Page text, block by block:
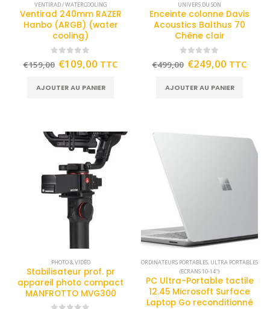
VENTIRAD / WATERCOOLING
Ventirad 240mm RAZER
Hanbo (ARGB) (water
cooling)
out of 5
€159,00 €109,00 TTC
AJOUTER AU PANIER
UNIVERS DU SON
Enceinte colonne Davis
Acoustics Balthus 70
Chêne clair
out of 5
€499,00 €249,00 TTC
AJOUTER AU PANIER
PHOTO & VIDÉO
Stabilisateur prof. pr
appareil photo compact
MANFROTTO MVG300
ORDINATEURS PORTABLES, ULTRA PORTABLES
(ECRANS 10-14")
PC Ultra-Portable tactile
12.45 Microsoft Surface
Laptop Go reconditionné